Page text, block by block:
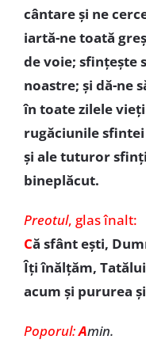
cântare şi ne
iartă-ne toată
de voie; sfinţeşte
noastre; şi dă-ne
în toate zilele
rugăciunile
şi ale tuturor
bineplăcut.
Preotul, glas înalt:
Că sfânt eşti,
Îţi înălţăm,
acum şi pururea
Poporul:Amin.